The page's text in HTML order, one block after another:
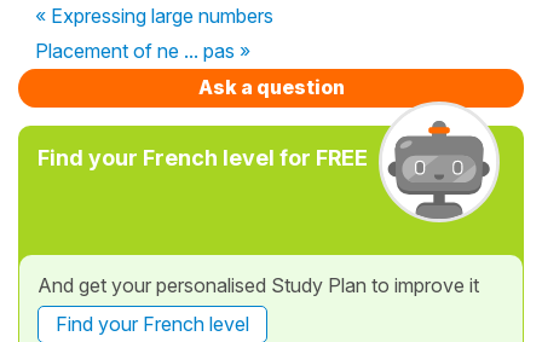
« Expressing large numbers
Placement of ne ... pas »
Ask a question
Find your French level for FREE
And get your personalised Study Plan to improve it
Find your French level